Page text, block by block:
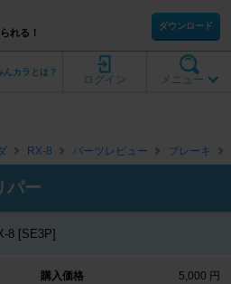
れる！
ダウンロード
メニュー
ログイン
んカラとは？
RX-8 パーツレビュー ブレーキ
パー
8 [SE3P]
購入価格 5,000 円